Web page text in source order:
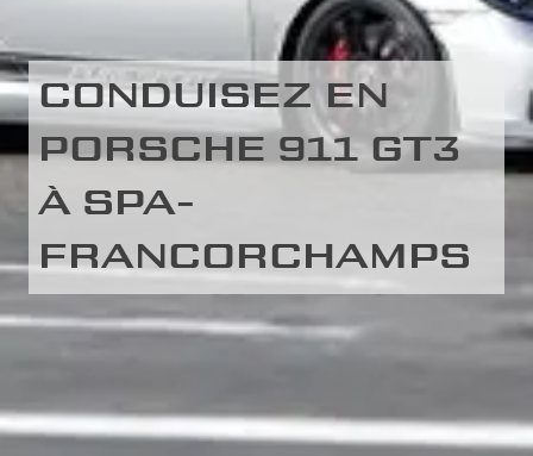
CONDUISEZ EN
PORSCHE 911 GT3
À SPA-
FRANCORCHAMPS